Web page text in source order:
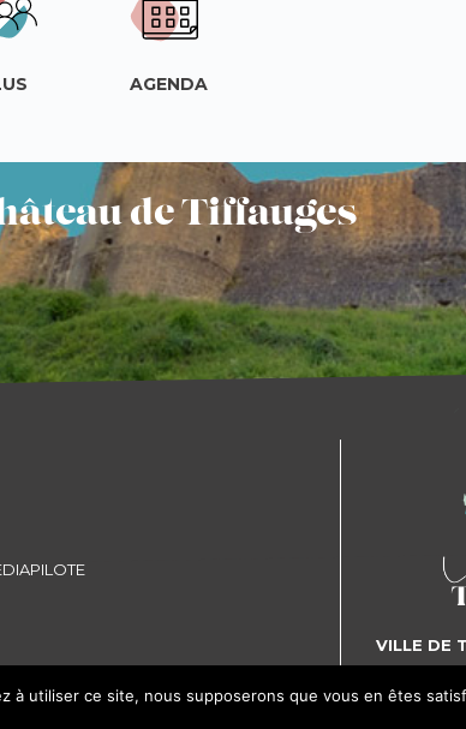
AGENDA
de Tiffauges
VILLE DE
5, place
à utiliser ce site, nous supposerons que vous en êtes